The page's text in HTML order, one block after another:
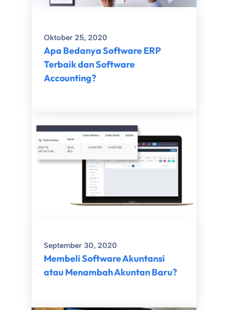
Oktober 25, 2020
Apa Bedanya Software ERP
Terbaik dan Software
Accounting?
September 30, 2020
Membeli Software Akuntansi
atau Menambah Akuntan Baru?